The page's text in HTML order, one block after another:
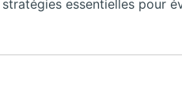
essentielles pour